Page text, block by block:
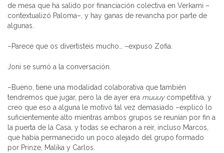
de mesa que ha salido por financiación colectiva en Verkami –
contextualizó Paloma–, y hay ganas de revancha por parte de
algunas.
–Parece que os divertisteis mucho… –expuso Zofia.
Joni se sumó a la conversación.
–Bueno, tiene una modalidad colaborativa que también
tendremos que jugar, pero la de ayer era muuuycompetitiva, y
creo que eso a alguna le motivó tal vez demasiado –explicó lo
suficientemente alto mientras ambos grupos se reunían por fin a
la puerta de la Casa, y todas se echaron a reír, incluso Marcos,
que había permanecido un poco alejado del grupo formado
por Prinze, Malika y Carlos.